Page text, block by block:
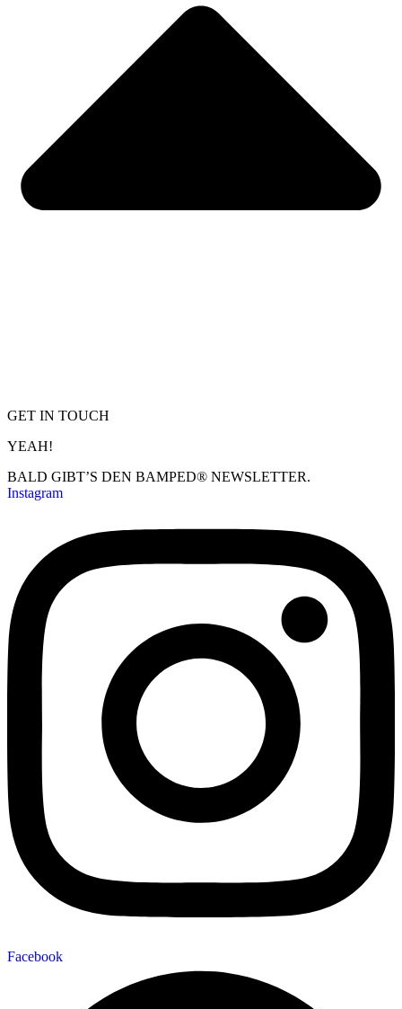
GET IN TOUCH
YEAH!
BALD GIBT’S DEN BAMPED® NEWSLETTER.
Instagram
Facebook